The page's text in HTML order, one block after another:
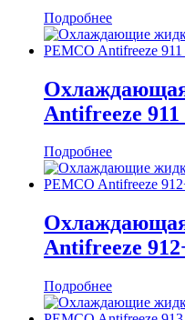
Подробнее
Antifreeze
Подробнее
Antifreeze
Подробнее